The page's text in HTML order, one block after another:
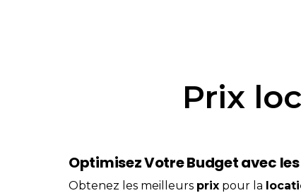
Prix
Optimisez Votre Budget avec
Obtenez les meilleurs prix pour la